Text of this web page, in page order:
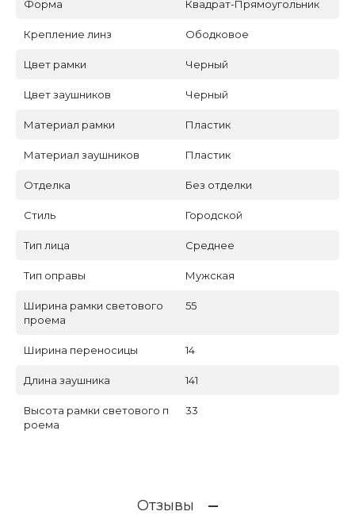
Форма Квадрат-Прямоугольник
Крепление линз Ободковое
Цвет рамки Черный
Цвет заушников Черный
Материал рамки Пластик
Материал заушников Пластик
Отделка Без отделки
Стиль Городской
Тип лица Среднее
Тип оправы Мужская
Ширина рамки светового
проема
55
Ширина переносицы 14
Длина заушника 141
Высота рамки светового п
роема
33
Отзывы